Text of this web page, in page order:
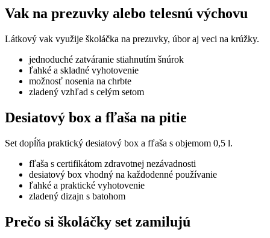
Vak na prezuvky alebo telesnú výchovu
Látkový vak využije školáčka na prezuvky, úbor aj veci na krúžky.
jednoduché zatváranie stiahnutím šnúrok
ľahké a skladné vyhotovenie
možnosť nosenia na chrbte
zladený vzhľad s celým setom
Desiatový box a fľaša na pitie
Set dopĺňa praktický desiatový box a fľaša s objemom 0,5 l.
fľaša s certifikátom zdravotnej nezávadnosti
desiatový box vhodný na každodenné používanie
ľahké a praktické vyhotovenie
zladený dizajn s batohom
Prečo si školáčky set zamilujú